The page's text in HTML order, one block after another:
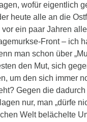
wofür eigentlich
heute alle an die
vor ein paar Jahren
Front – ich
man schon über
den Mut, sich
um den sich immer
Gegen die
nur, man „dürfe
Welt belächelte